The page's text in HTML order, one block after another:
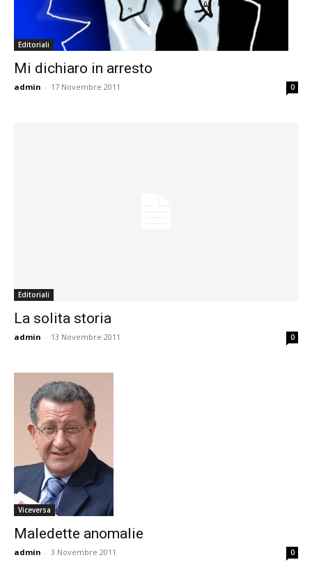
Editoriali
Mi dichiaro in arresto
admin - 17 Novembre 2011 0
Editoriali
La solita storia
admin - 13 Novembre 2011 0
Viceversa
Maledette anomalie
admin - 3 Novembre 2011 0